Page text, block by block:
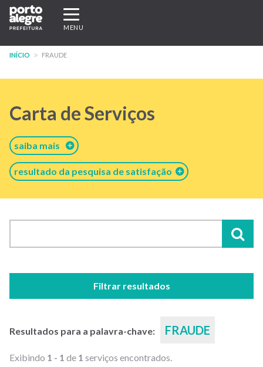
Pular
para
conteúdo
Expandir/recolher
navegação
MENU
INÍCIO FRAUDE
Carta de Serviços
saiba mais
resultado da pesquisa de satisfação
Filtrar resultados
Resultados para a palavra-chave: FRAUDE
Exibindo 1 - 1 de 1 serviços encontrados.